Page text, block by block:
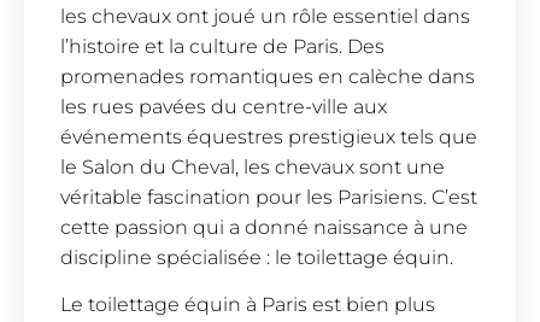
les chevaux ont joué un rôle essentiel dans
l’histoire et la culture de Paris. Des
promenades romantiques en calèche dans
les rues pavées du centre-ville aux
événements équestres prestigieux tels que
le Salon du Cheval, les chevaux sont une
véritable fascination pour les Parisiens. C’est
cette passion qui a donné naissance à une
discipline spécialisée : le toilettage équin.
Le toilettage équin à Paris est bien plus